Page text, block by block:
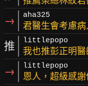
→ aha325
君醫生會考慮
推 littlepopo
我也推彭正明
→ littlepopo
恩人，超級感謝